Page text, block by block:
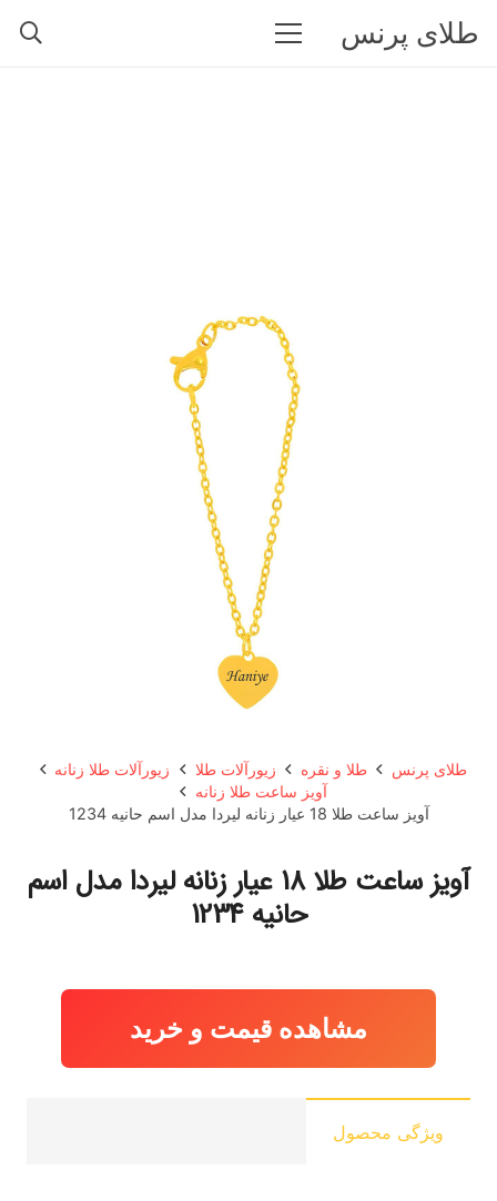
طلای پرنس
طلای پرنس طلا و نقره زیورآلات طلا
زیورآلات طلا زنانه
آویز ساعت طلا زنانه
آویز ساعت طلا 18 عیار زنانه لیردا مدل اسم حانیه 1234
آویز ساعت طلا 18 عیار زنانه لیردا مدل اسم
حانیه 1234
مشاهده قیمت و خرید
ویژگی محصول